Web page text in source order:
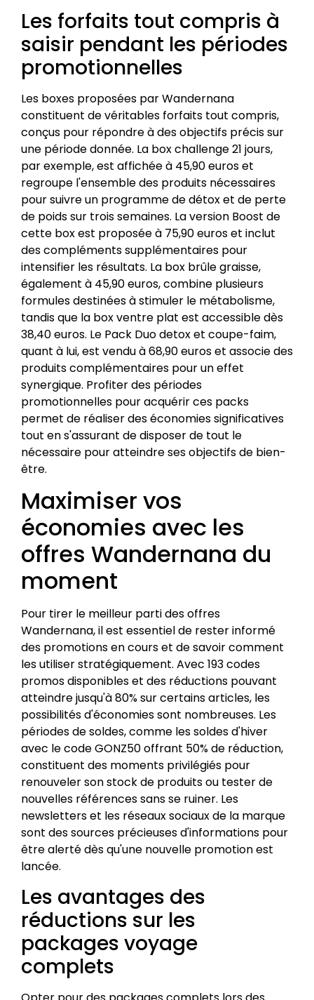
Les forfaits tout compris à
saisir pendant les périodes
promotionnelles
Les boxes proposées par Wandernana
constituent de véritables forfaits tout compris,
conçus pour répondre à des objectifs précis sur
une période donnée. La box challenge 21 jours,
par exemple, est affichée à 45,90 euros et
regroupe l'ensemble des produits nécessaires
pour suivre un programme de détox et de perte
de poids sur trois semaines. La version Boost de
cette box est proposée à 75,90 euros et inclut
des compléments supplémentaires pour
intensifier les résultats. La box brûle graisse,
également à 45,90 euros, combine plusieurs
formules destinées à stimuler le métabolisme,
tandis que la box ventre plat est accessible dès
38,40 euros. Le Pack Duo detox et coupe-faim,
quant à lui, est vendu à 68,90 euros et associe des
produits complémentaires pour un effet
synergique. Profiter des périodes
promotionnelles pour acquérir ces packs
permet de réaliser des économies significatives
tout en s'assurant de disposer de tout le
nécessaire pour atteindre ses objectifs de bien-
être.
Maximiser vos
économies avec les
offres Wandernana du
moment
Pour tirer le meilleur parti des offres
Wandernana, il est essentiel de rester informé
des promotions en cours et de savoir comment
les utiliser stratégiquement. Avec 193 codes
promos disponibles et des réductions pouvant
atteindre jusqu'à 80% sur certains articles, les
possibilités d'économies sont nombreuses. Les
périodes de soldes, comme les soldes d'hiver
avec le code GONZ50 offrant 50% de réduction,
constituent des moments privilégiés pour
renouveler son stock de produits ou tester de
nouvelles références sans se ruiner. Les
newsletters et les réseaux sociaux de la marque
sont des sources précieuses d'informations pour
être alerté dès qu'une nouvelle promotion est
lancée.
Les avantages des
réductions sur les
packages voyage
complets